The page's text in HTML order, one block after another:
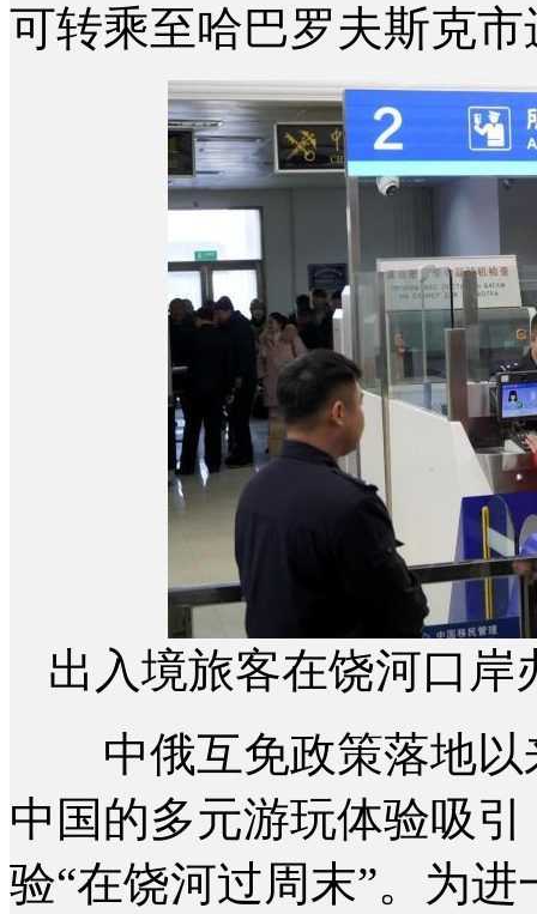
可转乘至哈巴罗夫斯克
出入境旅客在饶河口
中俄互免政策落地以
中国的多元游玩体验吸
验“在饶河过周末”。为